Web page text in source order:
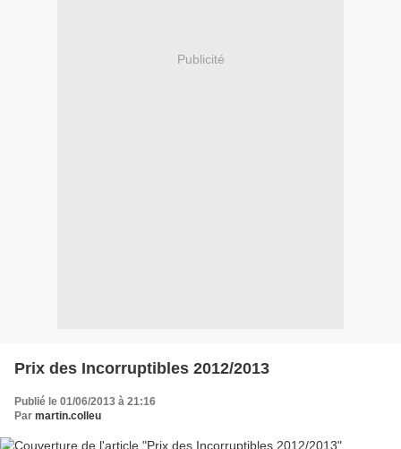
Publicité
Prix des Incorruptibles 2012/2013
Publié le 01/06/2013 à 21:16
Par martin.colleu